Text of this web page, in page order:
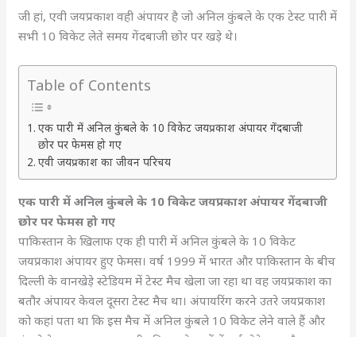
जी हां, एवी जयप्रकाश वही अंपायर है जो अनिल कुंबले के एक टेस्ट पारी में
सभी 10 विकेट लेते समय गेंदबाजी छोर पर खड़े थे।
Table of Contents
एक पारी में अनिल कुंबले के 10 विकेट जयप्रकाश अंपायर गेंदबाजी
छोर पर फेमस हो गए
एवी जयप्रकाश का जीवन परिचय
एक पारी में अनिल कुंबले के 10 विकेट जयप्रकाश अंपायर गेंदबाजी
छोर पर फेमस हो गए
पाकिस्तान के खिलाफ एक ही पारी में अनिल कुंबले के 10 विकेट
जयप्रकाश अंपायर हुए फेमस। वर्ष 1999 में भारत और पाकिस्तान के बीच
दिल्ली के वानखेड़े स्टेडियम में टेस्ट मैच खेला जा रहा था वह जयप्रकाश का
बतौर अंपायर केवल दूसरा टेस्ट मैच था। अंपायरिंग करने उतरे जयप्रकाश
को कहां पता था कि इस मैच में अनिल कुंबले 10 विकेट लेने वाले हैं और